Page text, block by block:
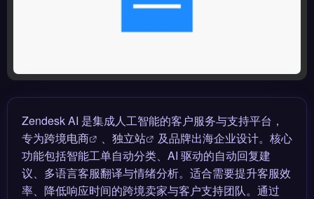
Zendesk AI 是集成人工智能的客户服务与支持平台，
专为跨境电商 、 独立站
及品牌出海企业设计。核心
功能包括智能工单自动分类、AI 驱动的自动回复建
议、多语言客服翻译与情绪分析。适合需要提升客服效
率、降低响应时间的跨境卖家与客户支持团队。通过